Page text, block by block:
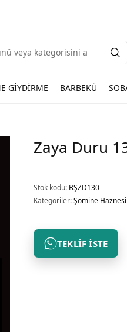
GIYDIRME BARBEKÜ
Zaya Duru
Stok kodu: BŞZD130
Kategoriler:Şömine Haznesi
TEKLIF İSTE